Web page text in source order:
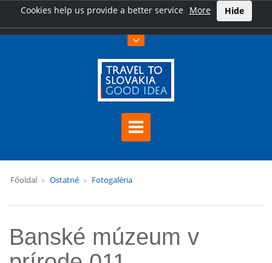
Cookies help us provide a better service More Hide
Főoldal Ostatné Fotogaléria
Banské múzeum v